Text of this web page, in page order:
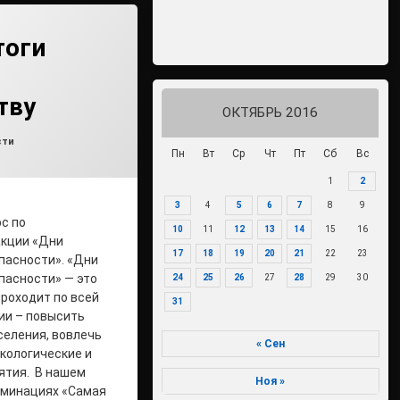
по
«Дни
«Дни
— это
по всей
– повысить
вовлечь
и
В нашем
«Самая
ОКТЯБРЬ 2016
Пн Вт Ср Чт Пт Сб Вс
1 2
3 4 5 6 7 8 9
10 11 12 13 14 15 16
17 18 19 20 21 22 23
24 25 26 27 28 29 30
31
« Сен
Ноя »